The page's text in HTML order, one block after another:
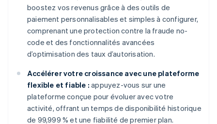
boostez vos revenus grâce à des outils de
paiement personnalisables et simples à configurer,
comprenant une protection contre la fraude no-
code et des fonctionnalités avancées
d’optimisation des taux d’autorisation.
Accélérer votre croissance avec une plateforme
flexible et fiable : appuyez-vous sur une
plateforme conçue pour évoluer avec votre
activité, offrant un temps de disponibilité historique
de 99,999 % et une fiabilité de premier plan.